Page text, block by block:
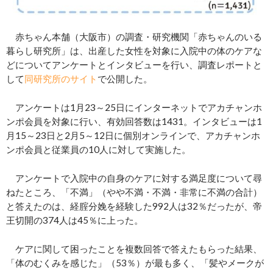
赤ちゃん本舗（大阪市）の調査・研究機関「赤ちゃんのいる
暮らし研究所」は、出産した女性を対象に入院中の体のケアな
どについてアンケートとインタビューを行い、調査レポートと
して同研究所のサイト で公開した。
アンケートは1月23～25日にインターネットでアカチャンホ
ンポ会員を対象に行い、有効回答数は1431。インタビューは1
月15～23日と2月5～12日に個別オンラインで、アカチャンホ
ンポ会員と従業員の10人に対して実施した。
アンケートで入院中の自身のケアに対する満足度について尋
ねたところ、「不満」（やや不満・不満・非常に不満の合計）
と答えたのは、経腟分娩を経験した992人は32％だったが、帝
王切開の374人は45％に上った。
ケアに関して困ったことを複数回答で答えたもらった結果、
「体のむくみを感じた」（53％）が最も多く、「髪やメークが